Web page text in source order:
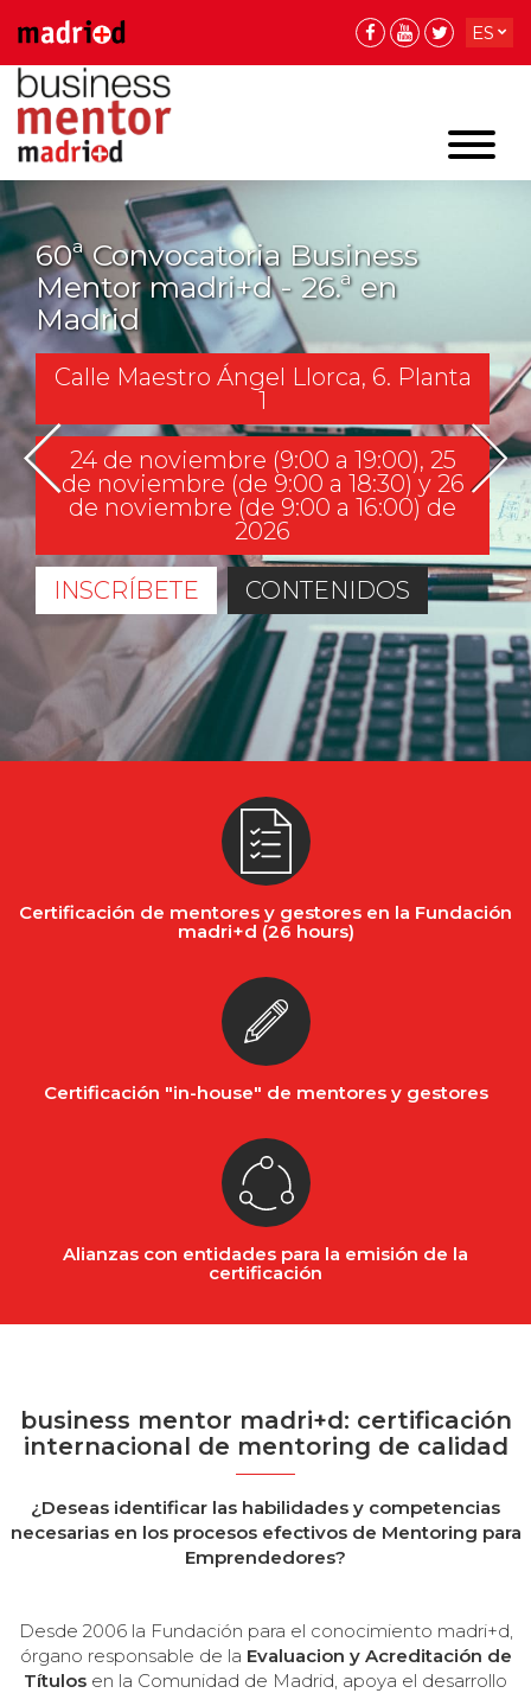
ES
EN
60ª Convocatoria Business
Mentor madri+d - 26.ª en
Madrid
Calle Maestro Ángel Llorca, 6. Planta
1
24 de noviembre (9:00 a 19:00), 25
de noviembre (de 9:00 a 18:30) y 26
de noviembre (de 9:00 a 16:00) de
2026
INSCRÍBETE CONTENIDOS
Certificación de mentores y gestores en la Fundación
madri+d (26 hours)
Certificación "in-house" de mentores y gestores
Alianzas con entidades para la emisión de la
certificación
business mentor madri+d: certificación
internacional de mentoring de calidad
¿Deseas identificar las habilidades y competencias
necesarias en los procesos efectivos de Mentoring para
Emprendedores?
Desde 2006 la Fundación para el conocimiento madri+d,
órgano responsable de la Evaluacion y Acreditación de
Títulos en la Comunidad de Madrid, apoya el desarrollo